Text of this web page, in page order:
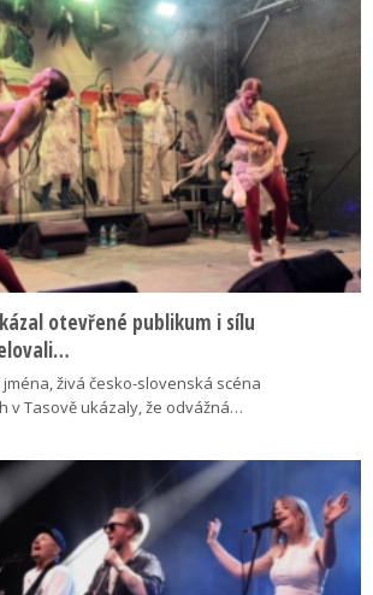
otevřené publikum i sílu
živá česko-slovenská scéna
v Tasově ukázaly, že odvážná…